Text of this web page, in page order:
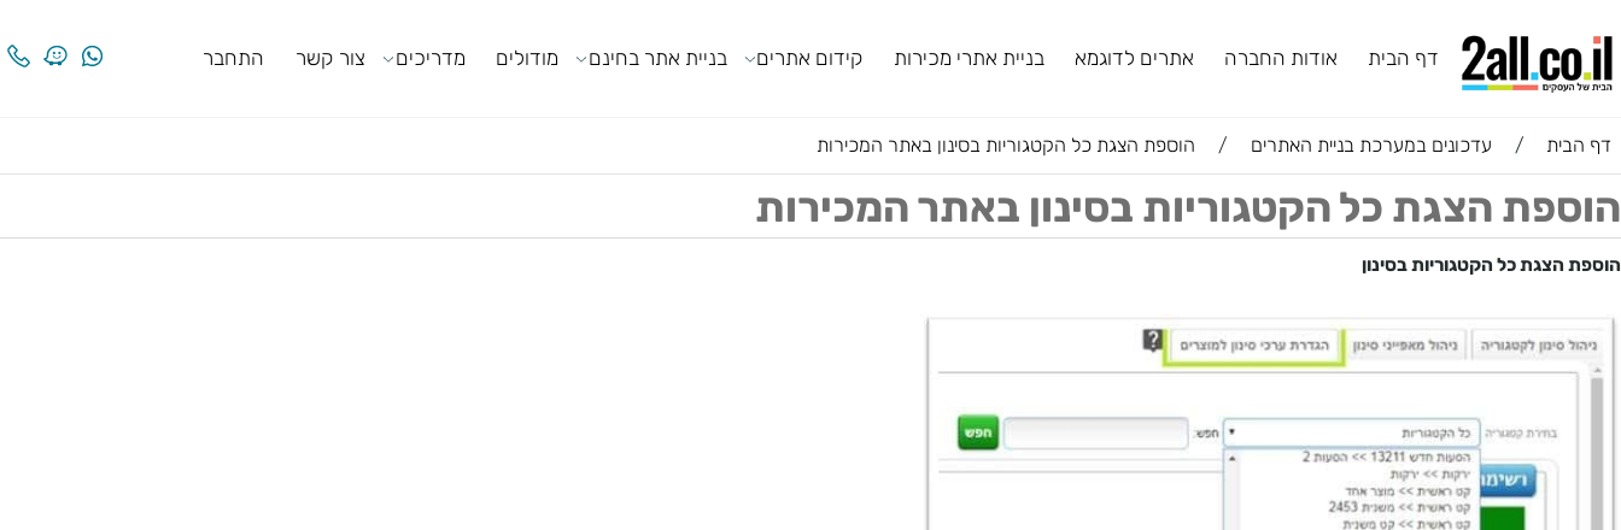
דף הבית אודות החברה אתרים לדוגמא בניית אתרי מכירות קידום אתרים בניית אתר בחינם מודולים מדריכים צור קשר התחבר
/ עדכונים במערכת בניית האתרים / הוספת הצגת כל הקטגוריות בסינון באתר המכירות
הצגת כל הקטגוריות בסינון באתר המכירות
כל הקטגוריות בסינון